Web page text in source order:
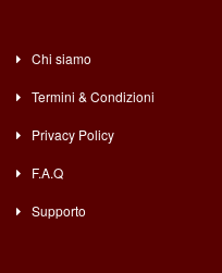
Chi siamo
Termini & Condizioni
Privacy Policy
F.A.Q
Supporto